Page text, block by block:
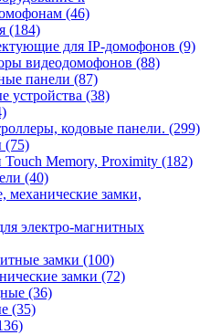
(46)
(184)
для IP-домофонов (9)
видеодомофонов (88)
панели (87)
устройства (38)
кодовые панели. (299)
(75)
Touch Memory, Proximity (182)
(40)
механические замки,
электро-магнитных
замки (100)
замки (72)
(36)
(35)